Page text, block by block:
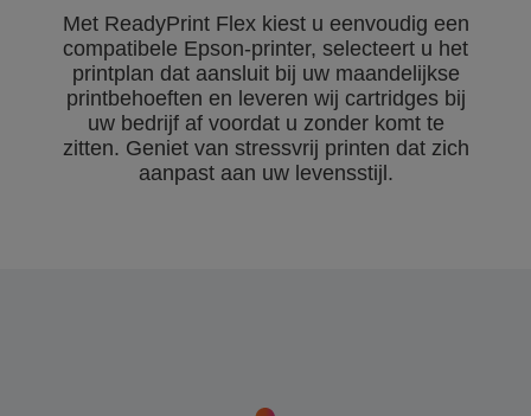
Met ReadyPrint Flex kiest u eenvoudig een
compatibele Epson-printer, selecteert u het
printplan dat aansluit bij uw maandelijkse
printbehoeften en leveren wij cartridges bij
uw bedrijf af voordat u zonder komt te
zitten. Geniet van stressvrij printen dat zich
aanpast aan uw levensstijl.